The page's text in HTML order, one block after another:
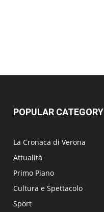
POPULAR CATEGORY
La Cronaca di Verona
Attualità
Primo Piano
Cultura e Spettacolo
Sport